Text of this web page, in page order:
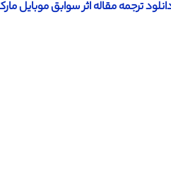
ترجمه مقاله اثر سوابق موبایل